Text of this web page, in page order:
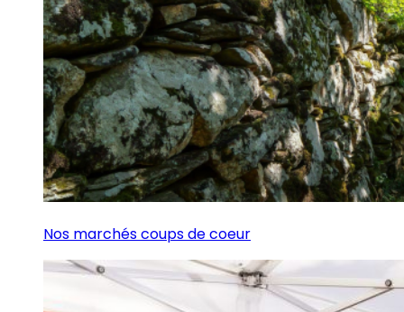
Nos marchés coups de coeur